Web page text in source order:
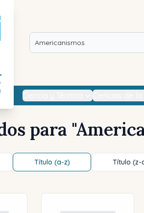
para "
Título (a-z) Título (z-